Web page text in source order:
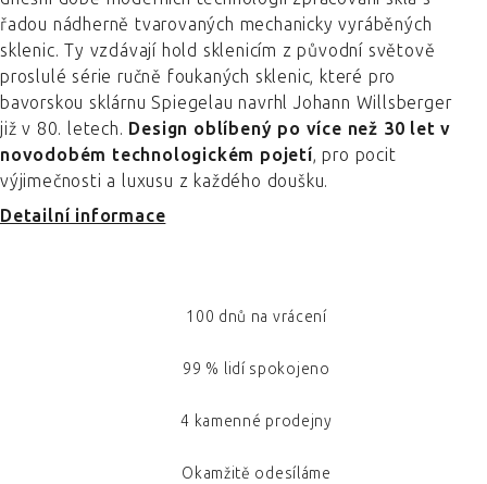
řadou nádherně tvarovaných mechanicky vyráběných
sklenic. Ty vzdávají hold sklenicím z původní světově
proslulé série ručně foukaných sklenic, které pro
bavorskou sklárnu Spiegelau navrhl Johann Willsberger
již v 80. letech. Design oblíbený po více než 30 let v
novodobém technologickém pojetí, pro pocit
výjimečnosti a luxusu z každého doušku.
Detailní informace
100 dnů na vrácení
99 % lidí spokojeno
4 kamenné prodejny
Okamžitě odesíláme